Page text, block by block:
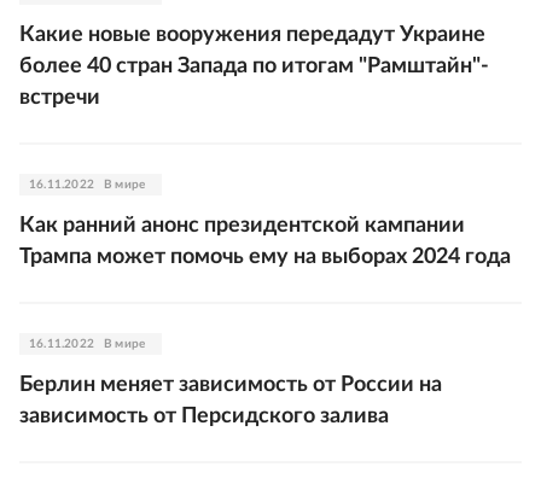
Какие новые вооружения передадут Украине
более 40 стран Запада по итогам "Рамштайн"-
встречи
16.11.2022 В мире
Как ранний анонс президентской кампании
Трампа может помочь ему на выборах 2024 года
16.11.2022 В мире
Берлин меняет зависимость от России на
зависимость от Персидского залива